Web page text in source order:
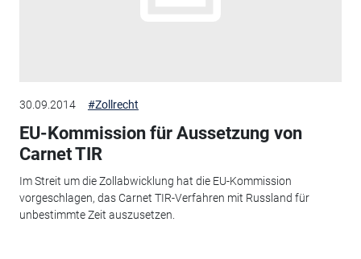
30.09.2014 #Zollrecht
EU-Kommission für Aussetzung von
Carnet TIR
Im Streit um die Zollabwicklung hat die EU-Kommission
vorgeschlagen, das Carnet TIR-Verfahren mit Russland für
unbestimmte Zeit auszusetzen.